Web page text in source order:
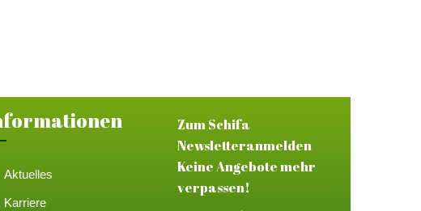
Aktuelles
Karriere
Zum Schifa
Newsletteranmelden
Keine Angebote mehr
verpassen!